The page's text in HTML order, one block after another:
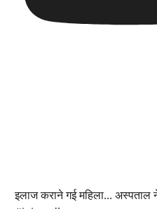
इलाज कराने गई महिला... अस्पताल